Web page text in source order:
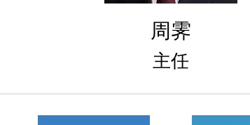
周霁
主任